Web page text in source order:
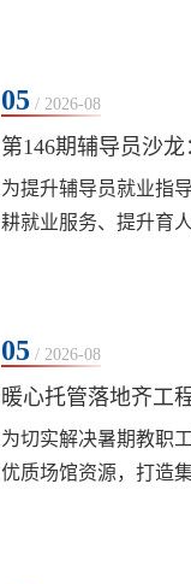
05 / 2026-08
第146期辅导员沙
为提升辅导员就业指
耕就业服务、提升育
05 / 2026-08
暖心托管落地齐工
为切实解决暑期教职
优质场馆资源，打造